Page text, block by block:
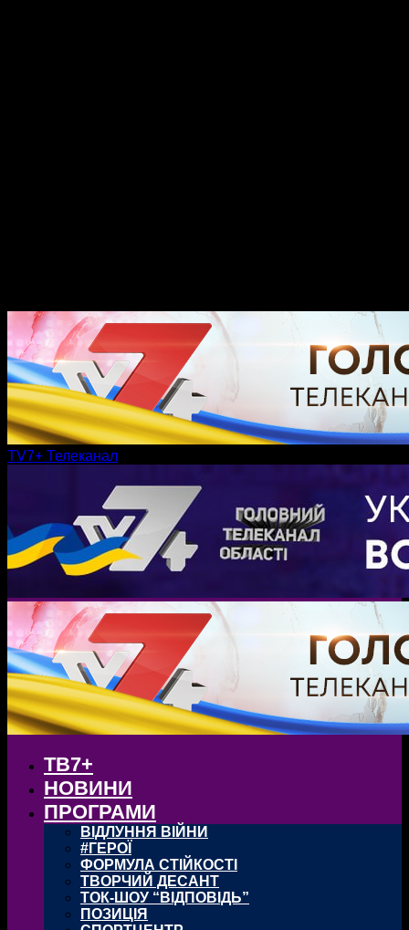
TV7+ Телеканал
ТВ7+
НОВИНИ
ПРОГРАМИ
ВІДЛУННЯ ВІЙНИ
#ГЕРОЇ
ФОРМУЛА СТІЙКОСТІ
ТВОРЧИЙ ДЕСАНТ
ТОК-ШОУ “ВІДПОВІДЬ”
ПОЗИЦІЯ